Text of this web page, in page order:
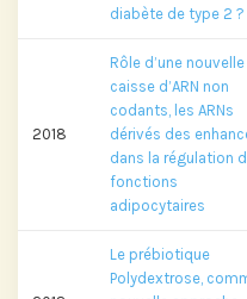
diabète de type 2 ?
2018
Rôle d’une nouvelle
caisse d’ARN non
codants, les ARNs
dérivés des
dans la régulation
fonctions
adipocytaires
Le prébiotique
Polydextrose,